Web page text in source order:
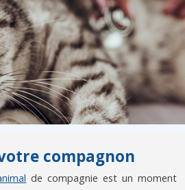
compagnon
de compagnie est un moment